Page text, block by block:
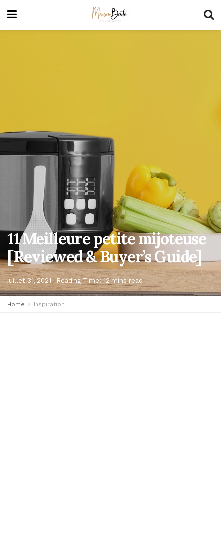
11 Meilleure petite mijoteuse
[Reviewed & Buyer’s Guide]
juillet 31, 2021 Reading Time: 12 mins read
Home Inspiration